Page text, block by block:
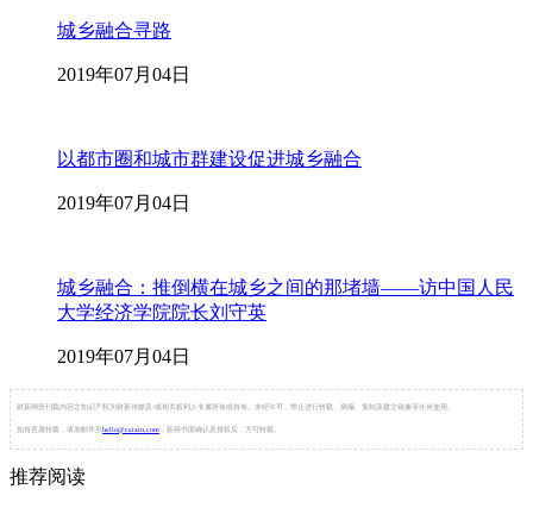
城乡融合寻路
2019年07月04日
以都市圈和城市群建设促进城乡融合
2019年07月04日
城乡融合：推倒横在城乡之间的那堵墙——访中国人民
大学经济学院院长刘守英
2019年07月04日
财新网所刊载内容之知识产权为财新传媒及/或相关权利人专属所有或持有。未经许可，禁止进行转载、摘编、复制及建立镜像等任何使用。
如有意愿转载，请发邮件至 hello@caixin.com ，获得书面确认及授权后，方可转载。
推荐阅读